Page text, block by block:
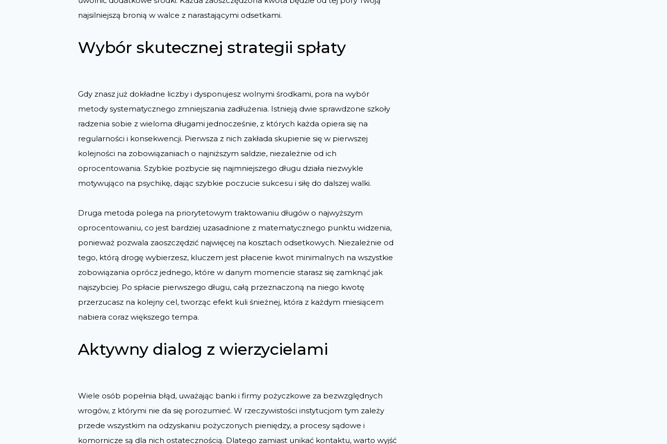
najsilniejszą bronią w walce z narastającymi odsetkami.
Wybór skutecznej strategii spłaty
Gdy znasz już dokładne liczby i dysponujesz wolnymi środkami, pora na wybór
metody systematycznego zmniejszania zadłużenia. Istnieją dwie sprawdzone szkoły
radzenia sobie z wieloma długami jednocześnie, z których każda opiera się na
regularności i konsekwencji. Pierwsza z nich zakłada skupienie się w pierwszej
kolejności na zobowiązaniach o najniższym saldzie, niezależnie od ich
oprocentowania. Szybkie pozbycie się najmniejszego długu działa niezwykle
motywująco na psychikę, dając szybkie poczucie sukcesu i siłę do dalszej walki.
Druga metoda polega na priorytetowym traktowaniu długów o najwyższym
oprocentowaniu, co jest bardziej uzasadnione z matematycznego punktu widzenia,
ponieważ pozwala zaoszczędzić najwięcej na kosztach odsetkowych. Niezależnie od
tego, którą drogę wybierzesz, kluczem jest płacenie kwot minimalnych na wszystkie
zobowiązania oprócz jednego, które w danym momencie starasz się zamknąć jak
najszybciej. Po spłacie pierwszego długu, całą przeznaczoną na niego kwotę
przerzucasz na kolejny cel, tworząc efekt kuli śnieżnej, która z każdym miesiącem
nabiera coraz większego tempa.
Aktywny dialog z wierzycielami
Wiele osób popełnia błąd, uważając banki i firmy pożyczkowe za bezwzględnych
wrogów, z którymi nie da się porozumieć. W rzeczywistości instytucjom tym zależy
przede wszystkim na odzyskaniu pożyczonych pieniędzy, a procesy sądowe i
komornicze są dla nich ostatecznością. Dlatego zamiast unikać kontaktu, warto wyjść